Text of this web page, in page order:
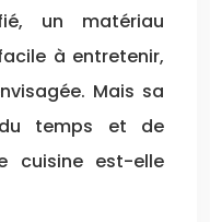
un matériau
à entretenir,
Mais sa
du temps et de
cuisine est-elle